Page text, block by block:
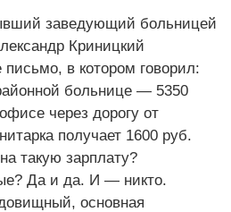
заведующий больницей
Криницкий
письмо, в котором говорил:
больнице — 5350
через дорогу от
получает 1600 руб.
такую зарплату?
Да и да. И — никто.
основная